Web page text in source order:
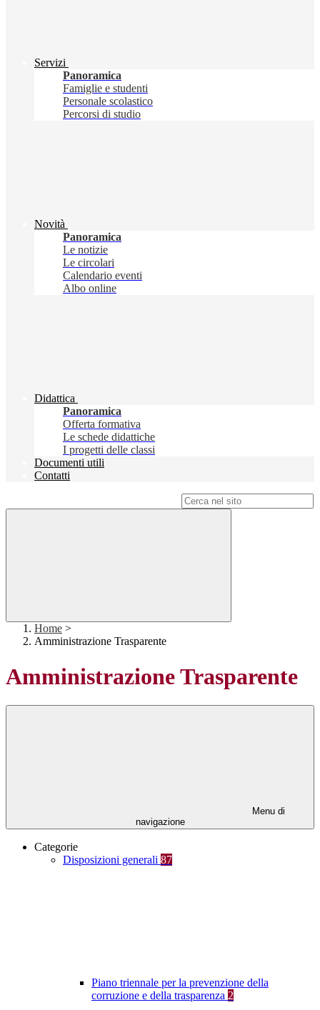
Servizi
Panoramica
Famiglie e studenti
Personale scolastico
Percorsi di studio
Novità
Panoramica
Le notizie
Le circolari
Calendario eventi
Albo online
Didattica
Panoramica
Offerta formativa
Le schede didattiche
I progetti delle classi
Documenti utili
Contatti
Home >
Amministrazione Trasparente
Amministrazione Trasparente
Menu di
navigazione
Categorie
Disposizioni generali 87
Piano triennale per la prevenzione della
corruzione e della trasparenza 2